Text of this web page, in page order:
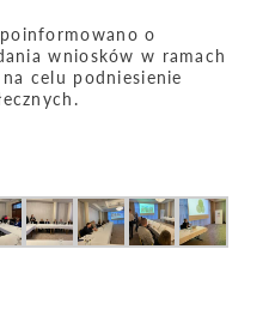
o
wniosków w ramach
celu podniesienie